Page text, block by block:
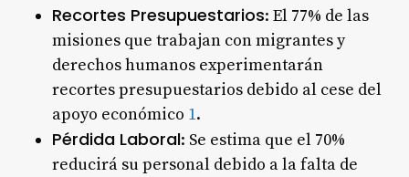
Recortes Presupuestarios: El 77% de las
misiones que trabajan con migrantes y
derechos humanos experimentarán
recortes presupuestarios debido al cese del
apoyo económico 1.
Pérdida Laboral: Se estima que el 70%
reducirá su personal debido a la falta de